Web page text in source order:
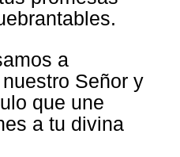
a
Señor y
que une
a tu divina